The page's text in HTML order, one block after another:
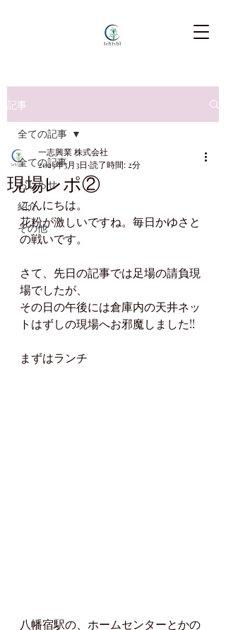
記事
全ての記事
おしらせ
紹介
その他
全ての記事
現場レポ②
一志興業 株式会社
2023年3月3日 読了時間: 2分
こんにちは。
花粉が激しいですね。毎日かゆさと
の戦いです。
さて、先日の記事では足場の請負現
場でしたが、
その日の午後には倉庫内の天井ネッ
トはずしの現場へお邪魔しました!!
まずはランチ
八幡宿駅の、ホームセンターとかの